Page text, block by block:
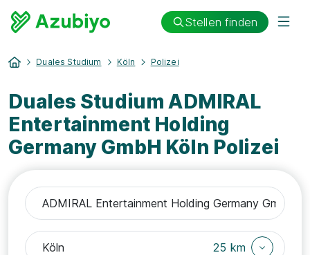
Stellen finden
Duales Studium Köln Polizei
Duales Studium ADMIRAL
Entertainment Holding
Germany GmbH Köln Polizei
25 km